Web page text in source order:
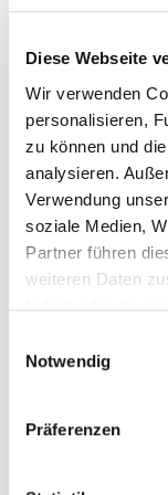
Diese Webseite
Wir verwenden
personalisieren,
zu können und
analysieren.
Verwendung
soziale Medien,
Partner führen
weiteren Daten
Notwendig
Präferenzen
Max.